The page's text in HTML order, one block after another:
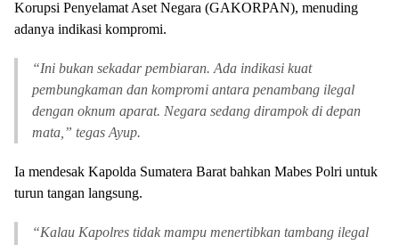
Korupsi Penyelamat Aset Negara (GAKORPAN), menuding
adanya indikasi kompromi.
“Ini bukan sekadar pembiaran. Ada indikasi kuat
pembungkaman dan kompromi antara penambang ilegal
dengan oknum aparat. Negara sedang dirampok di depan
mata,” tegas Ayup.
Ia mendesak Kapolda Sumatera Barat bahkan Mabes Polri untuk
turun tangan langsung.
“Kalau Kapolres tidak mampu menertibkan tambang ilegal